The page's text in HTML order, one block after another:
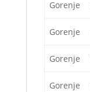
Gorenje
Gorenje
Gorenje
Gorenje